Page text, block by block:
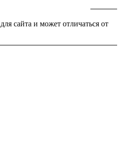
сайта и может отличаться от